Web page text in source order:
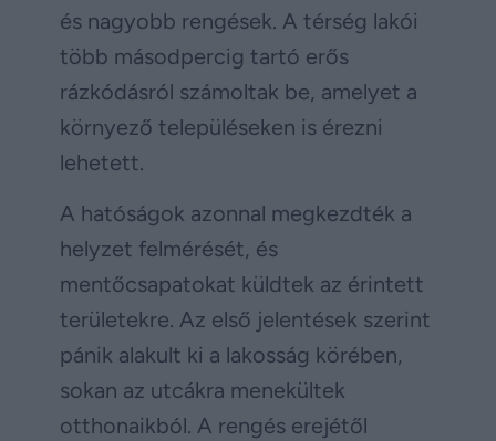
és nagyobb rengések. A térség lakói
több másodpercig tartó erős
rázkódásról számoltak be, amelyet a
környező településeken is érezni
lehetett.
A hatóságok azonnal megkezdték a
helyzet felmérését, és
mentőcsapatokat küldtek az érintett
területekre. Az első jelentések szerint
pánik alakult ki a lakosság körében,
sokan az utcákra menekültek
otthonaikból. A rengés erejétől